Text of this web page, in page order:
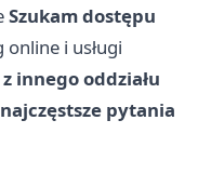
Szukam dostępu
online i usługi
innego oddziału
pytania